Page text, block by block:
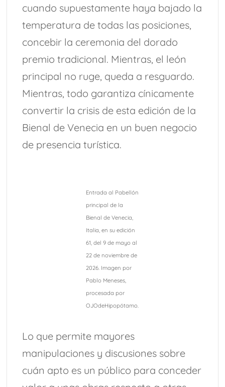
cuando supuestamente haya bajado la
temperatura de todas las posiciones,
concebir la ceremonia del dorado
premio tradicional. Mientras, el león
principal no ruge, queda a resguardo.
Mientras, todo garantiza cínicamente
convertir la crisis de esta edición de la
Bienal de Venecia en un buen negocio
de presencia turística.
Entrada al Pabellón
principal de la
Bienal de Venecia,
Italia, en su edición
61, del 9 de mayo al
22 de noviembre de
2026. Imagen por
Pablo Meneses,
procesada por
OJOdeHipopótamo.
Lo que permite mayores
manipulaciones y discusiones sobre
cuán apto es un público para conceder